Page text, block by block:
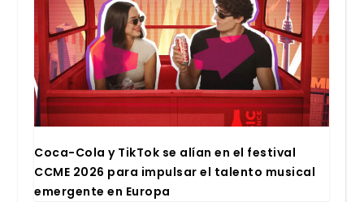
Coca-Cola y Tik­Tok se alían en el fes­ti­val
CCME 2026 para impul­sar el talen­to musi­cal
emer­gen­te en Euro­pa